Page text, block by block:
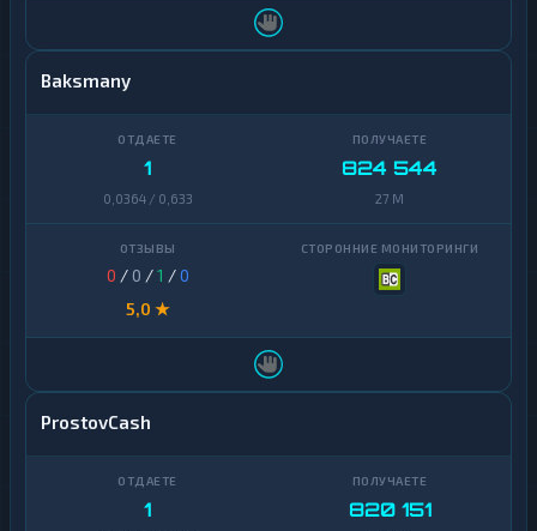
Baksmany
1
0,0364 / 0,633
824 544
27 M
0 / 0 /1 /0
5,0 ★
ProstovCash
1 820 151